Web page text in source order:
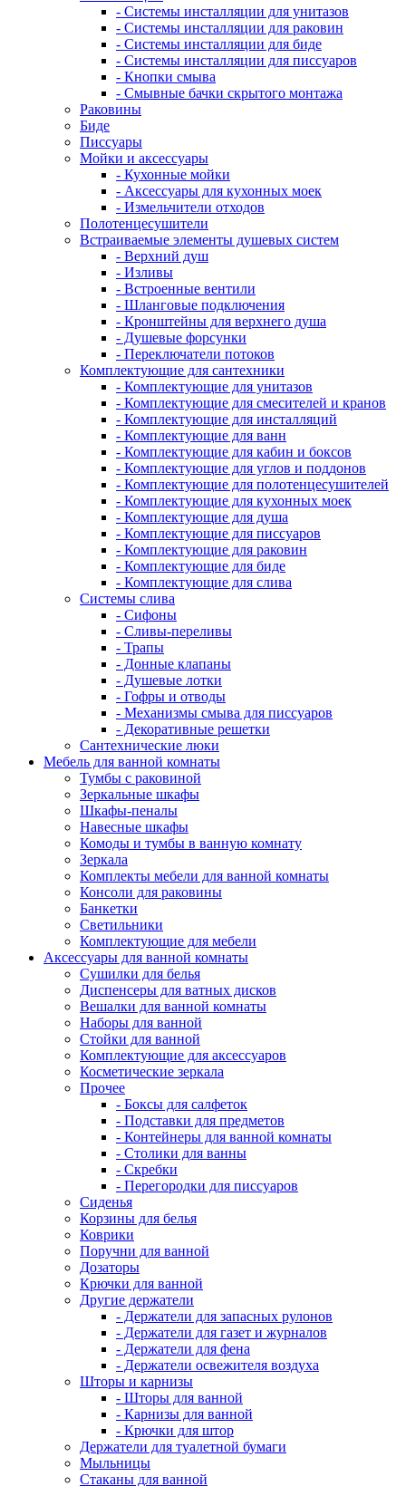
- Системы инсталляции для унитазов
- Системы инсталляции для раковин
- Системы инсталляции для биде
- Системы инсталляции для писсуаров
- Кнопки смыва
- Смывные бачки скрытого монтажа
Раковины
Биде
Писсуары
Мойки и аксессуары
- Кухонные мойки
- Аксессуары для кухонных моек
- Измельчители отходов
Полотенцесушители
Встраиваемые элементы душевых систем
- Верхний душ
- Изливы
- Встроенные вентили
- Шланговые подключения
- Кронштейны для верхнего душа
- Душевые форсунки
- Переключатели потоков
Комплектующие для сантехники
- Комплектующие для унитазов
- Комплектующие для смесителей и кранов
- Комплектующие для инсталляций
- Комплектующие для ванн
- Комплектующие для кабин и боксов
- Комплектующие для углов и поддонов
- Комплектующие для полотенцесушителей
- Комплектующие для кухонных моек
- Комплектующие для душа
- Комплектующие для писсуаров
- Комплектующие для раковин
- Комплектующие для биде
- Комплектующие для слива
Системы слива
- Сифоны
- Сливы-переливы
- Трапы
- Донные клапаны
- Душевые лотки
- Гофры и отводы
- Механизмы смыва для писсуаров
- Декоративные решетки
Сантехнические люки
Мебель для ванной комнаты
Тумбы с раковиной
Зеркальные шкафы
Шкафы-пеналы
Навесные шкафы
Комоды и тумбы в ванную комнату
Зеркала
Комплекты мебели для ванной комнаты
Консоли для раковины
Банкетки
Светильники
Комплектующие для мебели
Аксессуары для ванной комнаты
Сушилки для белья
Диспенсеры для ватных дисков
Вешалки для ванной комнаты
Наборы для ванной
Стойки для ванной
Комплектующие для аксессуаров
Косметические зеркала
Прочее
- Боксы для салфеток
- Подставки для предметов
- Контейнеры для ванной комнаты
- Столики для ванны
- Скребки
- Перегородки для писсуаров
Сиденья
Корзины для белья
Коврики
Поручни для ванной
Дозаторы
Крючки для ванной
Другие держатели
- Держатели для запасных рулонов
- Держатели для газет и журналов
- Держатели для фена
- Держатели освежителя воздуха
Шторы и карнизы
- Шторы для ванной
- Карнизы для ванной
- Крючки для штор
Держатели для туалетной бумаги
Мыльницы
Стаканы для ванной